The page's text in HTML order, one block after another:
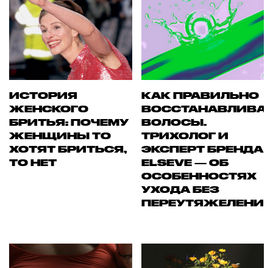
ИСТОРИЯ
ЖЕНСКОГО
БРИТЬЯ: ПОЧЕМУ
ЖЕНЩИНЫ ТО
ХОТЯТ БРИТЬСЯ,
ТО НЕТ
КАК ПРАВИЛЬНО
ВОЛОСЫ.
ТРИХОЛОГ И
ЭКСПЕРТ БРЕНДА
ELSEVE — ОБ
ОСОБЕННОСТЯХ
УХОДА БЕЗ
ПЕРЕУТЯЖЕЛЕНИЯ